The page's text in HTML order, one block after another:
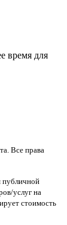
время для
Все права
публичной
услуг на
стоимость